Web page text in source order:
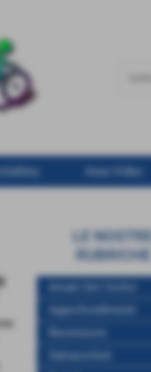
Area Video
LE NOSTRE
RUBRICHE
Amati Giri Ciclici
Approfondimenti
Recensioni
Salvaciclisti